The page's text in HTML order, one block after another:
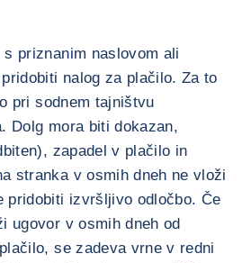
priznanim naslovom ali
nalog za plačilo. Za to
pri sodnem tajništvu
Dolg mora biti dokazan,
zapadel v plačilo in
stranka v osmih dneh ne vloži
pridobiti izvršljivo odločbo. Če
ugovor v osmih dneh od
se zadeva vrne v redni